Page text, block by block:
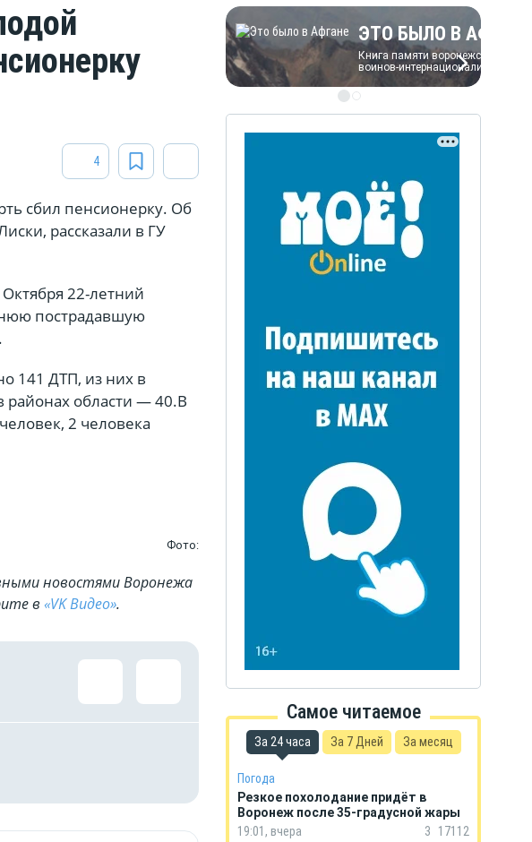
4
сбил пенсионерку. Об
рассказали в ГУ
22-летний
пострадавшую
141 ДТП, из них в
районах области — 40.В
2 человека
Фото:
новостями Воронежа
в «VK Видео».
ЭТО БЫЛО В
Книга памяти воронежских
воинов-интернационалистов
ЭТО БЫЛО В
Книга памяти воронежских
воинов-интернационалистов
Самое читаемое
За 24 часа За 7 Дней За месяц
Погода
Резкое похолодание придёт в
Воронеж после 35-градусной жары
19:01, вчера
3
17112